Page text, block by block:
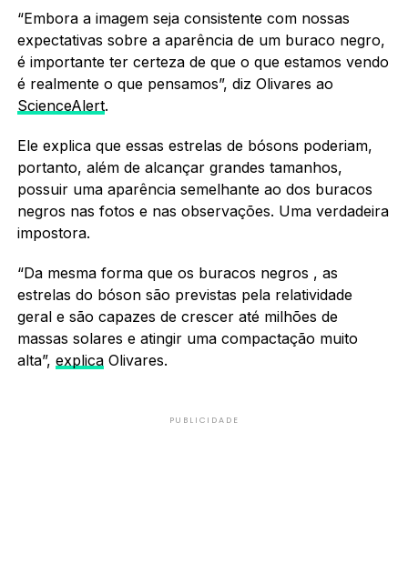
“Embora a imagem seja consistente com nossas
expectativas sobre a aparência de um buraco negro,
é importante ter certeza de que o que estamos vendo
é realmente o que pensamos”, diz Olivares ao
ScienceAlert.
Ele explica que essas estrelas de bósons poderiam,
portanto, além de alcançar grandes tamanhos,
possuir uma aparência semelhante ao dos buracos
negros nas fotos e nas observações. Uma verdadeira
impostora.
“Da mesma forma que os buracos negros , as
estrelas do bóson são previstas pela relatividade
geral e são capazes de crescer até milhões de
massas solares e atingir uma compactação muito
alta”, explicaOlivares.
PUBLICIDADE